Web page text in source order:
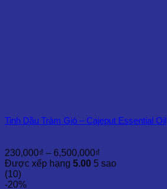
Tinh Dầu Tràm Gió – Cajeput Essential Oil
230,000₫ – 6,500,000₫
giá:
Được xếp hạng 5.00 5 sao
(10)
-20%